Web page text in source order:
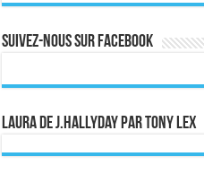
Suivez-nous sur Facebook
Laura de J.Hallyday par Tony Lex